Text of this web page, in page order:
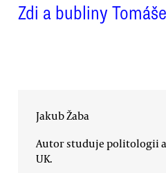
Zdi a bubliny
Jakub Žaba
Autor studuje politologii
UK.